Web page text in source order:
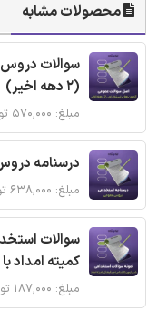
محصولات مشابه
سوالات
(2 دهه اخیر)
مبلغ: ۵۷۰,۰۰۰ تومان
درسنامه
مبلغ: ۶۳۸,۰۰۰ تومان
سوالات
کمیته امداد
مبلغ: ۱۸۷,۰۰۰ تومان